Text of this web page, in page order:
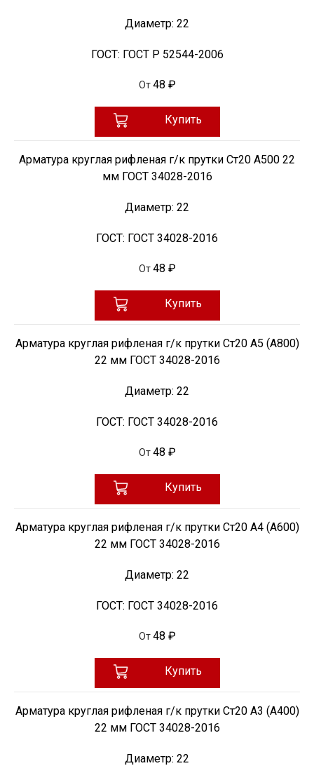
Диаметр: 22
ГОСТ: ГОСТ Р 52544-2006
От 48 ₽
Купить
Арматура круглая рифленая г/к прутки Ст20 А500 22
мм ГОСТ 34028-2016
Диаметр: 22
ГОСТ: ГОСТ 34028-2016
От 48 ₽
Купить
Арматура круглая рифленая г/к прутки Ст20 А5 (А800)
22 мм ГОСТ 34028-2016
Диаметр: 22
ГОСТ: ГОСТ 34028-2016
От 48 ₽
Купить
Арматура круглая рифленая г/к прутки Ст20 А4 (А600)
22 мм ГОСТ 34028-2016
Диаметр: 22
ГОСТ: ГОСТ 34028-2016
От 48 ₽
Купить
Арматура круглая рифленая г/к прутки Ст20 А3 (А400)
22 мм ГОСТ 34028-2016
Диаметр: 22